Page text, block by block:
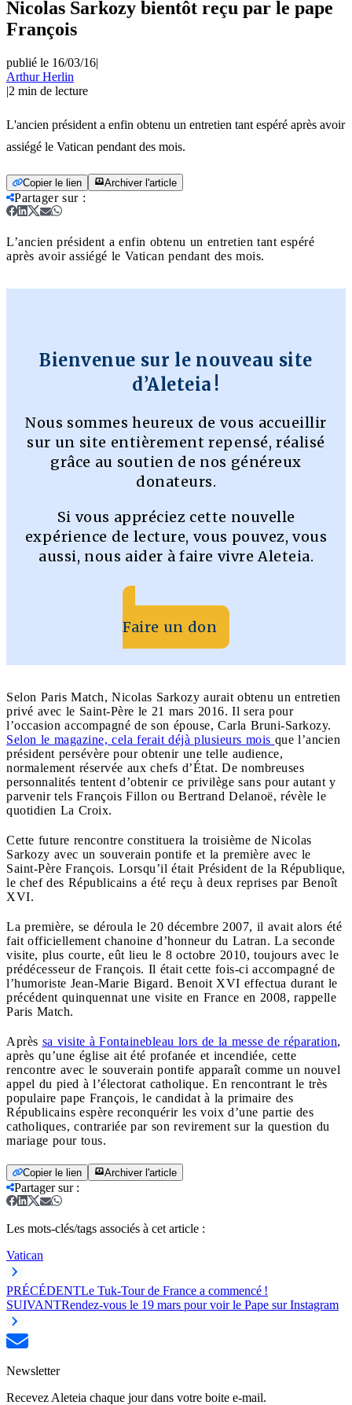
Nicolas Sarkozy bientôt reçu par le pape
François
publié le 16/03/16|
Arthur Herlin
|2 min de lecture
L'ancien président a enfin obtenu un entretien tant espéré après avoir
assiégé le Vatican pendant des mois.
Copier le lien Archiver l'article
Partager sur:
L’ancien président a enfin obtenu un entretien tant espéré
après avoir assiégé le Vatican pendant des mois.
Bienvenue sur le nouveau site
d’Aleteia !
Nous sommes heureux de vous accueillir
sur un site entièrement repensé, réalisé
grâce au soutien de nos généreux
donateurs.
Si vous appréciez cette nouvelle
expérience de lecture, vous pouvez, vous
aussi, nous aider à faire vivre Aleteia.
Faire un don
Selon Paris Match, Nicolas Sarkozy aurait obtenu un entretien
privé avec le Saint-Père le 21 mars 2016. Il sera pour
l’occasion accompagné de son épouse, Carla Bruni-Sarkozy.
Selon le magazine, cela ferait déjà plusieurs mois que l’ancien
président persévère pour obtenir une telle audience,
normalement réservée aux chefs d’État. De nombreuses
personnalités tentent d’obtenir ce privilège sans pour autant y
parvenir tels François Fillon ou Bertrand Delanoë, révèle le
quotidien La Croix.
Cette future rencontre constituera la troisième de Nicolas
Sarkozy avec un souverain pontife et la première avec le
Saint-Père François. Lorsqu’il était Président de la République,
le chef des Républicains a été reçu à deux reprises par Benoît
XVI.
La première, se déroula le 20 décembre 2007, il avait alors été
fait officiellement chanoine d’honneur du Latran. La seconde
visite, plus courte, eût lieu le 8 octobre 2010, toujours avec le
prédécesseur de François. Il était cette fois-ci accompagné de
l’humoriste Jean-Marie Bigard. Benoit XVI effectua durant le
précédent quinquennat une visite en France en 2008, rappelle
Paris Match.
Après sa visite à Fontainebleau lors de la messe de réparation,
après qu’une église ait été profanée et incendiée, cette
rencontre avec le souverain pontife apparaît comme un nouvel
appel du pied à l’électorat catholique. En rencontrant le très
populaire pape François, le candidat à la primaire des
Républicains espère reconquérir les voix d’une partie des
catholiques, contrariée par son revirement sur la question du
mariage pour tous.
Copier le lien Archiver l'article
Partager sur:
Les mots-clés/tags associés à cet article :
Vatican
PRÉCÉDENTLe Tuk-Tour de France a commencé !
SUIVANTRendez-vous le 19 mars pour voir le Pape sur Instagram
Newsletter
Recevez Aleteia chaque jour dans votre boite e-mail.